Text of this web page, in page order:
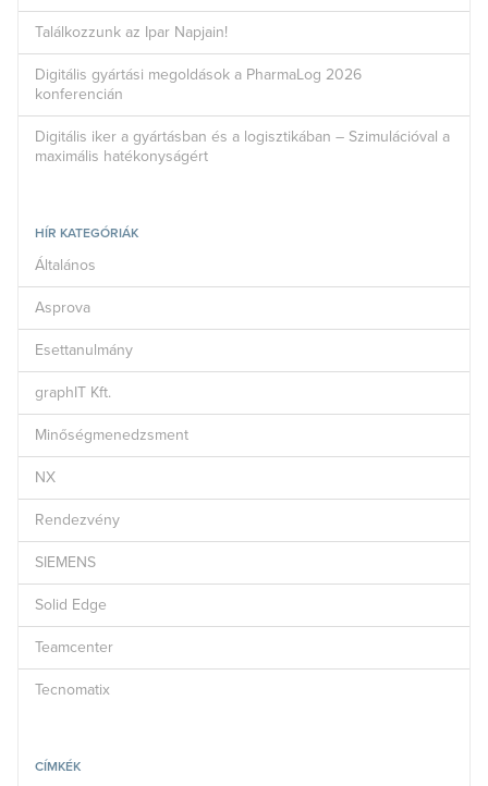
Találkozzunk az Ipar Napjain!
Digitális gyártási megoldások a PharmaLog 2026
konferencián
Digitális iker a gyártásban és a logisztikában – Szimulációval a
maximális hatékonyságért
HÍR KATEGÓRIÁK
Általános
Asprova
Esettanulmány
graphIT Kft.
Minőségmenedzsment
NX
Rendezvény
SIEMENS
Solid Edge
Teamcenter
Tecnomatix
CÍMKÉK